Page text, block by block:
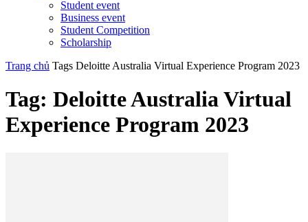
Student event
Business event
Student Competition
Scholarship
Trang chủ Tags Deloitte Australia Virtual Experience Program 2023
Tag: Deloitte Australia Virtual
Experience Program 2023